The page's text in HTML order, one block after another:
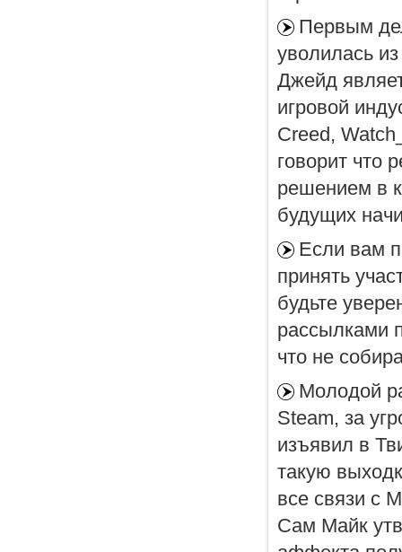
Первым
уволилась
Джейд
игровой
Creed,
говорит что
решением в
будущих
Если вам
принять
будьте
рассылками
что не
Молодой
Steam, за
изъявил в
такую
все связи с
Сам Майк